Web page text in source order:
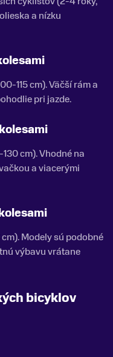
a nízku
115 cm). Väčší rám a
pri jazde.
cm). Vhodné na
a viacerými
Modely sú podobné
výbavu vrátane
bicyklov